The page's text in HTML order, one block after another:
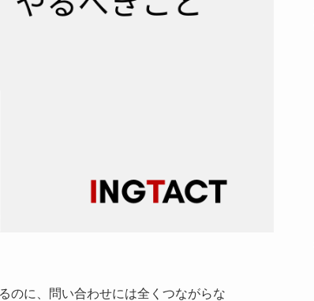
のに、問い合わせには全くつながらな